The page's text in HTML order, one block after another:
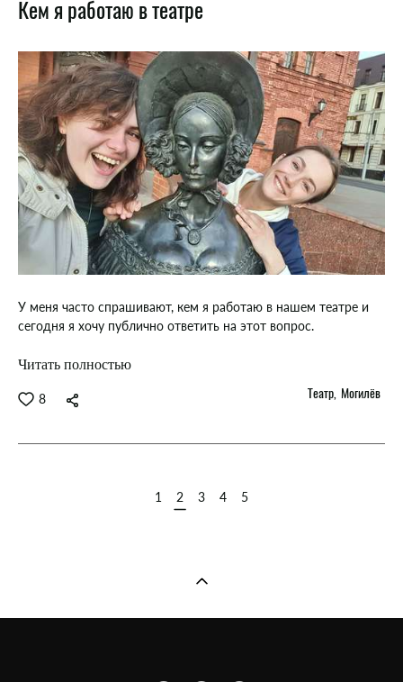
8 Театр Могилёв
У меня часто спрашивают, кем я работаю в нашем театре и
сегодня я хочу публично ответить на этот вопрос.
Читать полностью
Кем я работаю в театре
1 2 3 4 5